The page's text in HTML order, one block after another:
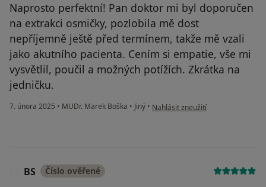
Naprosto perfektní! Pan doktor mi byl doporučen
na extrakci osmičky, pozlobila mě dost
nepříjemně ještě před termínem, takže mě vzali
jako akutního pacienta. Cením si empatie, vše mi
vysvětlil, poučil a možných potížích. Zkrátka na
jedničku.
7. února 2025 • MUDr. Marek Boška • Jiný • podle názoru uživatele MK
Nahlásit zneužití
BS Číslo ověřené